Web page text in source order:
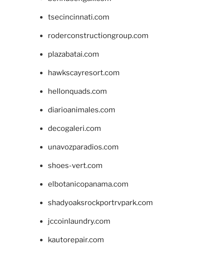
tsecincinnati.com
roderconstructiongroup.com
plazabatai.com
hawkscayresort.com
hellonquads.com
diarioanimales.com
decogaleri.com
unavozparadios.com
shoes-vert.com
elbotanicopanama.com
shadyoaksrockportrvpark.com
jccoinlaundry.com
kautorepair.com